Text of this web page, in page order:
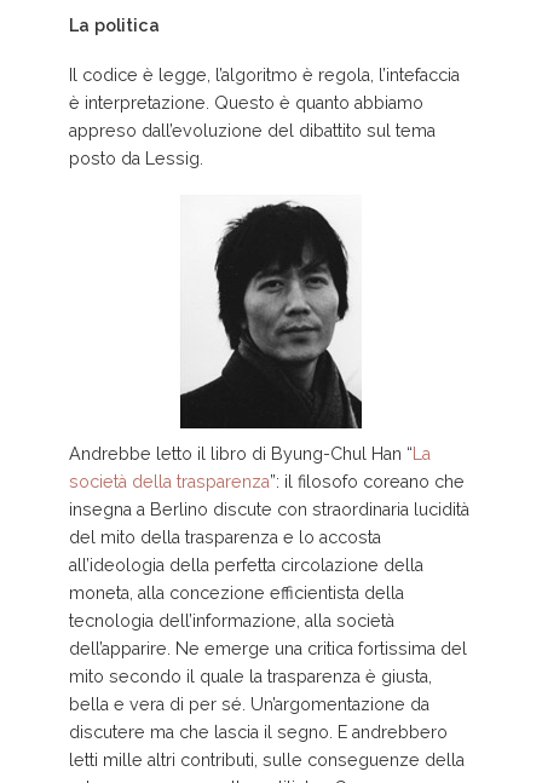
La politica
Il codice è legge, l’algoritmo è regola, l’intefaccia
è interpretazione. Questo è quanto abbiamo
appreso dall’evoluzione del dibattito sul tema
posto da Lessig.
Andrebbe letto il libro di Byung-Chul Han “La
società della trasparenza”: il filosofo coreano che
insegna a Berlino discute con straordinaria lucidità
del mito della trasparenza e lo accosta
all’ideologia della perfetta circolazione della
moneta, alla concezione efficientista della
tecnologia dell’informazione, alla società
dell’apparire. Ne emerge una critica fortissima del
mito secondo il quale la trasparenza è giusta,
bella e vera di per sé. Un’argomentazione da
discutere ma che lascia il segno. E andrebbero
letti mille altri contributi, sulle conseguenze della